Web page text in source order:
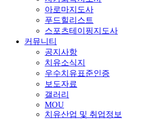
아로마지도사
푸드힐리스트
스포츠테이핑지도사
커뮤니티
공지사항
치유소식지
우수치유표준인증
보도자료
갤러리
MOU
치유산업 및 취업정보